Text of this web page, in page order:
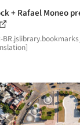
+ Rafael Moneo